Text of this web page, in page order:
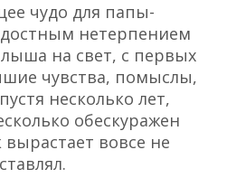
чудо для папы-
нетерпением
на свет, с первых
чувства, помыслы,
несколько лет,
обескуражен
вовсе не